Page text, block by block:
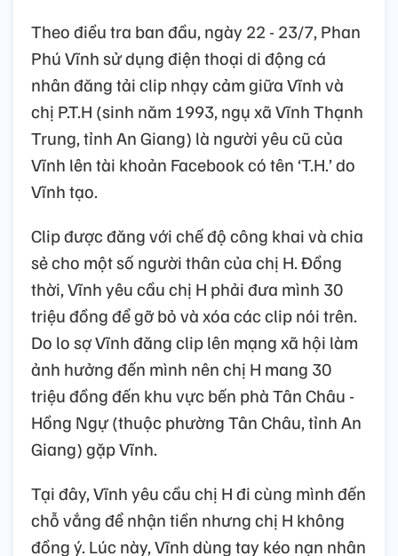
Theo điều tra ban đầu, ngày 22 - 23/7, Phan
Phú Vĩnh sử dụng điện thoại di động cá
nhân đăng tải clip nhạy cảm giữa Vĩnh và
chị P.T.H (sinh năm 1993, ngụ xã Vĩnh Thạnh
Trung, tỉnh An Giang) là người yêu cũ của
Vĩnh lên tài khoản Facebook có tên ‘T.H.’ do
Vĩnh tạo.
Clip được đăng với chế độ công khai và chia
sẻ cho một số người thân của chị H. Đồng
thời, Vĩnh yêu cầu chị H phải đưa mình 30
triệu đồng để gỡ bỏ và xóa các clip nói trên.
Do lo sợ Vĩnh đăng clip lên mạng xã hội làm
ảnh hưởng đến mình nên chị H mang 30
triệu đồng đến khu vực bến phà Tân Châu -
Hồng Ngự (thuộc phường Tân Châu, tỉnh An
Giang) gặp Vĩnh.
Tại đây, Vĩnh yêu cầu chị H đi cùng mình đến
chỗ vắng để nhận tiền nhưng chị H không
đồng ý. Lúc này, Vĩnh dùng tay kéo nạn nhân